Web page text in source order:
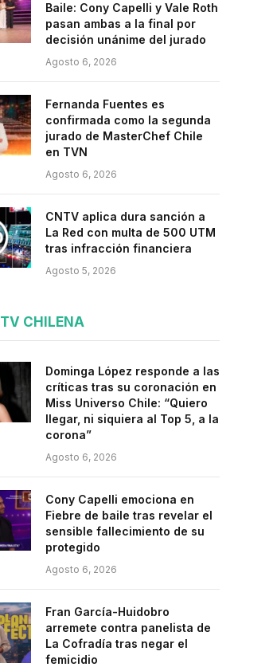
Baile: Cony Capelli y Vale Roth
pasan ambas a la final por
decisión unánime del jurado
Agosto 6, 2026
Fernanda Fuentes es
confirmada como la segunda
jurado de MasterChef Chile
en TVN
Agosto 6, 2026
CNTV aplica dura sanción a
La Red con multa de 500 UTM
tras infracción financiera
Agosto 5, 2026
TV CHILENA
Dominga López responde a las
críticas tras su coronación en
Miss Universo Chile: “Quiero
llegar, ni siquiera al Top 5, a la
corona”
Agosto 6, 2026
Cony Capelli emociona en
Fiebre de baile tras revelar el
sensible fallecimiento de su
protegido
Agosto 6, 2026
Fran García-Huidobro
arremete contra panelista de
La Cofradía tras negar el
femicidio